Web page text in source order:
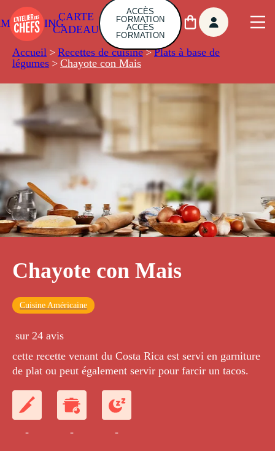
CARTE
CADEAU
ACCÈS
FORMATION
ACCÈS
FORMATION
Accueil > Recettes de cuisine > Plats à base de
légumes > Chayote con Mais
Chayote con Mais
Cuisine Américaine
sur 24 avis
cette recette venant du Costa Rica est servi en garniture
de plat ou peut également servir pour farcir un tacos.
- - -